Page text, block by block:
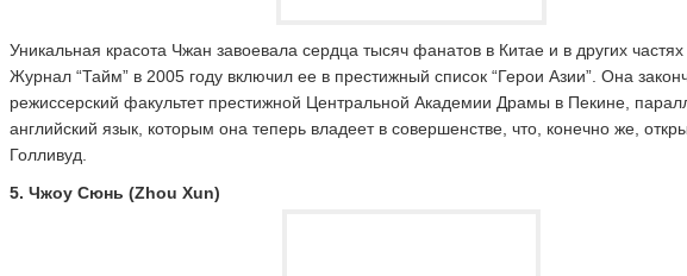
Уникальная красота Чжан завоевала сердца тысяч фанатов в Китае и в других
Журнал “Тайм” в 2005 году включил ее в престижный список “Герои Азии”. Она
режиссерский факультет престижной Центральной Академии Драмы в Пекине,
английский язык, которым она теперь владеет в совершенстве, что, конечно же,
Голливуд.
5. Чжоу Сюнь (Zhou Xun)